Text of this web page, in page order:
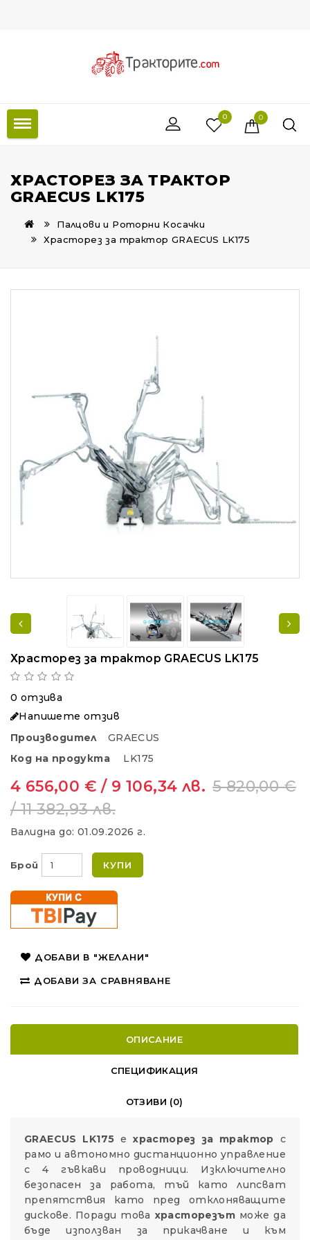
0 0
ХРАСТОРЕЗ ЗА ТРАКТОР
GRAECUS LK175
Палцови и Роторни Косачки
Храсторез за трактор GRAECUS LK175
Храсторез за трактор GRAECUS LK175
0 отзива
Напишете отзив
Производител
GRAECUS
Код на продукта
LK175
4 656,00 € / 9 106,34 лв. 5 820,00 €
/ 11 382,93 лв.
Валидна до: 01.09.2026 г.
Брой КУПИ
ДОБАВИ В "ЖЕЛАНИ"
ДОБАВИ ЗА СРАВНЯВАНЕ
ОПИСАНИЕ
СПЕЦИФИКАЦИЯ
ОТЗИВИ (0)
GRAECUS LK175 ехрасторез за трактор с
рамо и автономно дистанционно управление
с 4 гъвкави проводници. Изключително
безопасен за работа, тъй като липсват
препятствия като пред отклоняващите
дискове. Поради това храсторезът може да
бъде използван за прикачване и към